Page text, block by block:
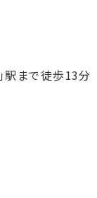
駅まで徒歩13分